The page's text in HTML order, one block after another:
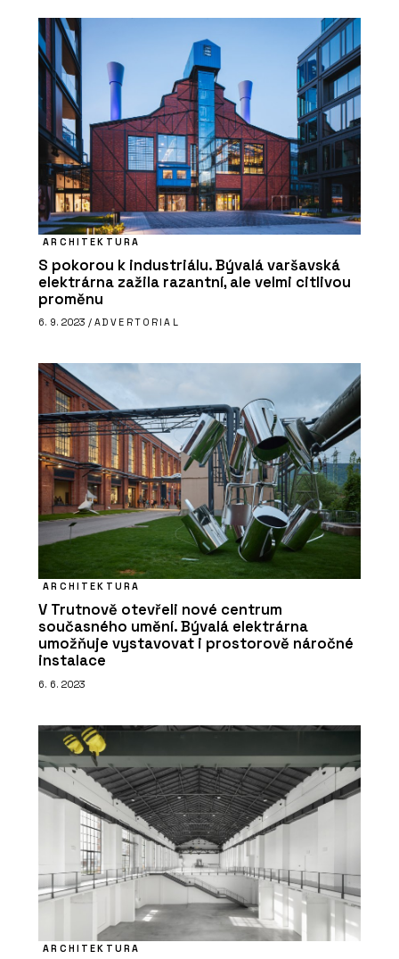
ARCHITEKTURA
S pokorou k industriálu. Bývalá varšavská
elektrárna zažila razantní, ale velmi citlivou
proměnu
6. 9. 2023 / ADVERTORIAL
ARCHITEKTURA
V Trutnově otevřeli nové centrum
současného umění. Bývalá elektrárna
umožňuje vystavovat i prostorově náročné
instalace
6. 6. 2023
ARCHITEKTURA